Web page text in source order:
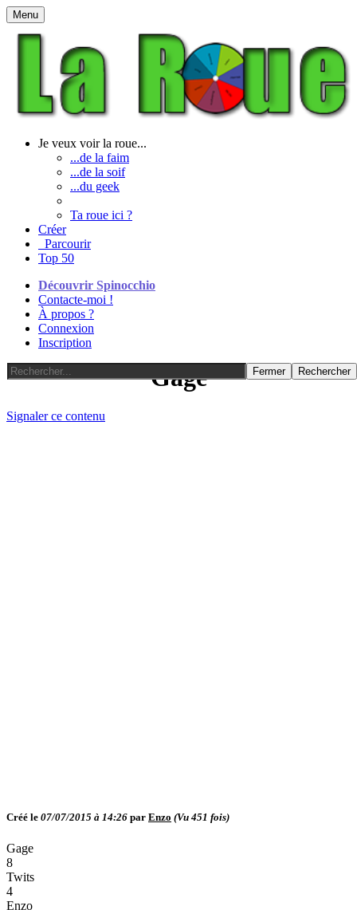
Menu
Je veux voir la roue...
...de la faim
...de la soif
...du geek
Ta roue ici ?
Créer
Parcourir
Top 50
Découvrir Spinocchio
Contacte-moi !
À propos ?
Connexion
Inscription
Fermer Rechercher
Gage
Signaler ce contenu
Créé le 07/07/2015 à 14:26 par Enzo (Vu 451 fois)
Gage
8
Twits
4
Enzo